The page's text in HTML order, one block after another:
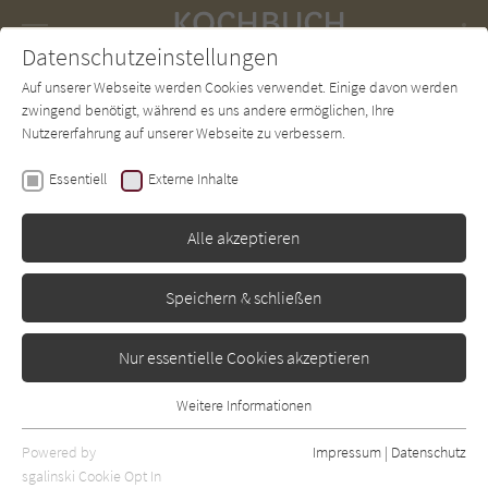
SUCHE Forum Charts Newsletter
Stevan Paul
Meine japanische Küche -
Rezepte für jeden Tag
Hölker
Datenschutzeinstellungen
Auf unserer Webseite werden Cookies verwendet. Einige davon werden
zwingend benötigt, während es uns andere ermöglichen, Ihre
Nutzererfahrung auf unserer Webseite zu verbessern.
Essentiell Externe Inhalte
Alle akzeptieren
Speichern & schließen
Nur essentielle Cookies akzeptieren
Essentielle Cookies werden für grundlegende Funktionen der
Webseite benötigt. Dadurch ist gewährleistet, dass die Webseite
Weitere Informationen
Powered by
sgalinski Cookie Opt In
Impressum | Datenschutz